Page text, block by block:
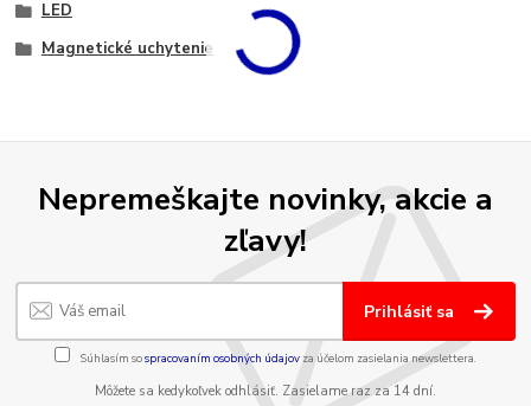
LED
Magnetické uchytenie
Nepremeškajte novinky, akcie a
zľavy!
Prihlásiť sa
Súhlasím sospracovaním osobných údajov za účelom zasielania newslettera.
Môžete sa kedykoľvek odhlásiť. Zasielame raz za 14 dní.